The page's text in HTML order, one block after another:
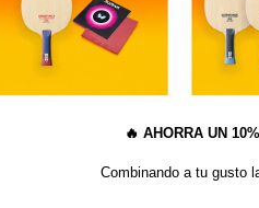
TE GUSTAN
Goma Tibhar
PRO. Dureza de la esponja: 47,5
🔥 AHORRA UN
Combinando a tu gusto